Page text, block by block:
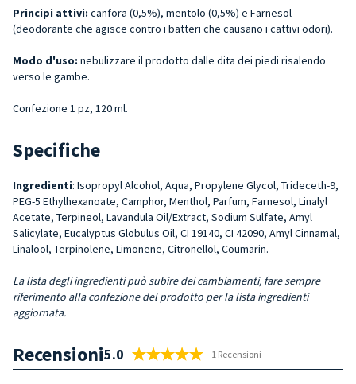
Principi attivi: canfora (0,5%), mentolo (0,5%) e Farnesol
(deodorante che agisce contro i batteri che causano i cattivi odori).
Modo d'uso: nebulizzare il prodotto dalle dita dei piedi risalendo
verso le gambe.
Confezione 1 pz, 120 ml.
Specifiche
Ingredienti: Isopropyl Alcohol, Aqua, Propylene Glycol, Trideceth-9,
PEG-5 Ethylhexanoate, Camphor, Menthol, Parfum, Farnesol, Linalyl
Acetate, Terpineol, Lavandula Oil/Extract, Sodium Sulfate, Amyl
Salicylate, Eucalyptus Globulus Oil, CI 19140, CI 42090, Amyl Cinnamal,
Linalool, Terpinolene, Limonene, Citronellol, Coumarin.
La lista degli ingredienti può subire dei cambiamenti, fare sempre
riferimento alla confezione del prodotto per la lista ingredienti
aggiornata.
Recensioni5.0 1 Recensioni